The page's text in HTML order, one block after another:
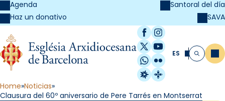
Agenda
Haz un donativo
Santoral del día
SAVA
Facebook
Instagram
X / Twitter
YouTube
WhatsApp
Flickr
Radio Estel
Catalunya
ES Buscar
Home Noticias
Clausura del 60º aniversario de Pere Tarrés en Montserrat